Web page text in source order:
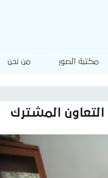
مكتبة الصور من نحن
التعاون المشترك